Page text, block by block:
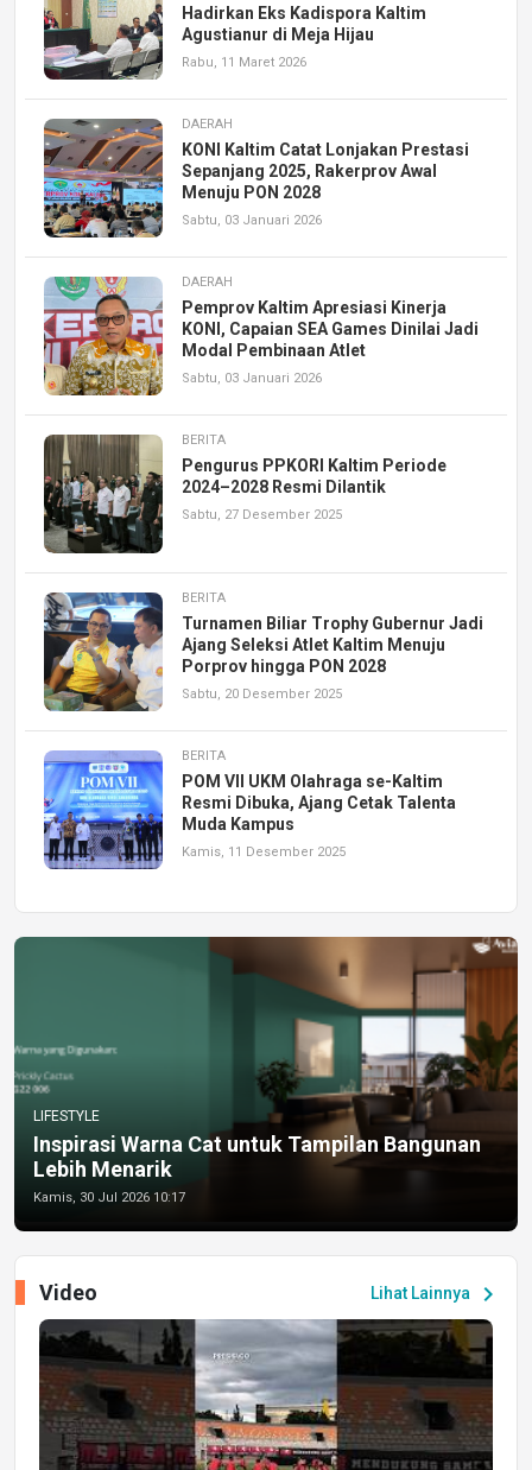
Hadirkan Eks Kadispora Kaltim
Agustianur di Meja Hijau
Rabu, 11 Maret 2026
DAERAH
KONI Kaltim Catat Lonjakan Prestasi
Sepanjang 2025, Rakerprov Awal
Menuju PON 2028
Sabtu, 03 Januari 2026
DAERAH
Pemprov Kaltim Apresiasi Kinerja
KONI, Capaian SEA Games Dinilai Jadi
Modal Pembinaan Atlet
Sabtu, 03 Januari 2026
BERITA
Pengurus PPKORI Kaltim Periode
2024–2028 Resmi Dilantik
Sabtu, 27 Desember 2025
BERITA
Turnamen Biliar Trophy Gubernur Jadi
Ajang Seleksi Atlet Kaltim Menuju
Porprov hingga PON 2028
Sabtu, 20 Desember 2025
BERITA
POM VII UKM Olahraga se-Kaltim
Resmi Dibuka, Ajang Cetak Talenta
Muda Kampus
Kamis, 11 Desember 2025
LIFESTYLE
Inspirasi Warna Cat untuk Tampilan Bangunan
Lebih Menarik
Kamis, 30 Jul 2026 10:17
Lihat Lainnya chevron_right
Video